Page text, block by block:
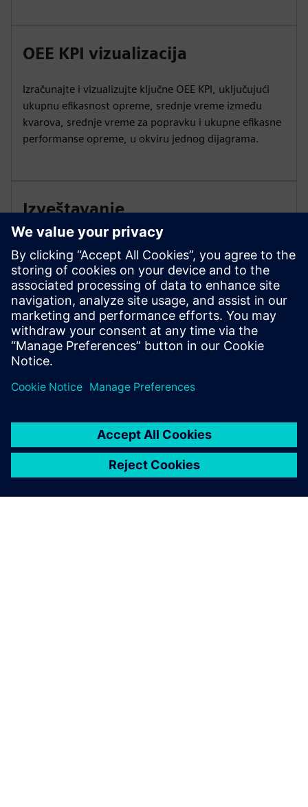
OEE KPI vizualizacija
Izračunajte i vizualizujte ključne OEE KPI, uključujući
ukupnu efikasnost opreme, srednje vreme između
kvarova, srednje vreme za popravku i ukupne efikasne
performanse opreme, u okviru jednog dijagrama.
Izveštavanje
Koristite funkcije izveštavanja za podešavanje i
upravljanje jednim ili više izveštaja po sredstvu,
konfigurisanje perioda posmatranja po izveštaju,
definisanje ciklusa za automatsko generisanje izveštaja
i dodeljivanje jednog ili više primalaca e-pošte.